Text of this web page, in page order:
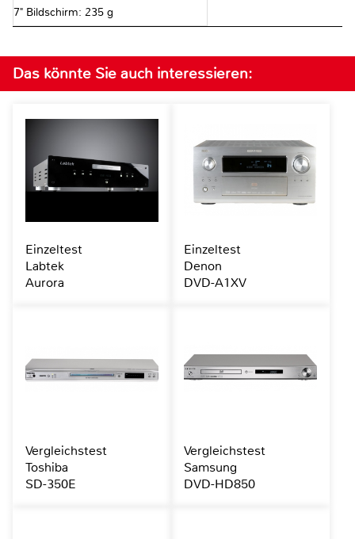
7" Bildschirm: 235 g
Das könnte Sie auch interessieren:
Einzeltest
Labtek
Aurora
Einzeltest
Denon
DVD-A1XV
Vergleichstest
Toshiba
SD-350E
Vergleichstest
Samsung
DVD-HD850